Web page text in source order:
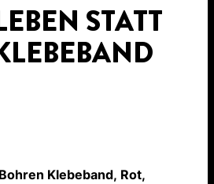
STATT
Klebeband, Rot,